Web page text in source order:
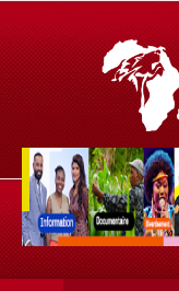
Retrouvez votre
CANAL+ 36 .